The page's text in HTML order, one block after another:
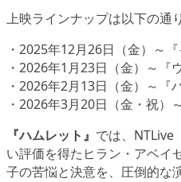
上映ラインナップは以下の通り
・2025年12月26日（金）～
・2026年1月23日（金）～『
・2026年2月13日（金）～『
・2026年3月20日（金・祝）
『ハムレット』 では、NTLive
い評価を得たヒラン・アベイ
子の苦悩と決意を、圧倒的な